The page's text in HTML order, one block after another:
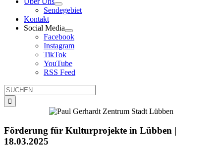
Sendegebiet
Kontakt
Social Media
Facebook
Instagram
TikTok
YouTube
RSS Feed
Suche
nach:
Förderung für Kulturprojekte in Lübben |
18.03.2025